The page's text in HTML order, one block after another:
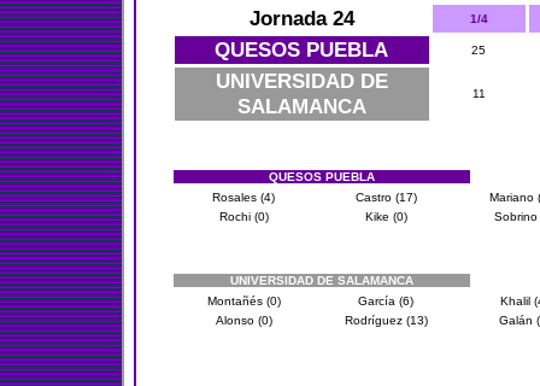
Jornada 24 1/4
QUESOS PUEBLA 25
UNIVERSIDAD DE
SALAMANCA
11
QUESOS PUEBLA
Rosales (4)
Castro (17)
Mariano
Rochi (0)
Kike (0) Sobrino
UNIVERSIDAD DE SALAMANCA
Montañés (0)
García (6)
Khalil
Alonso (0)
Rodríguez (13) Galán